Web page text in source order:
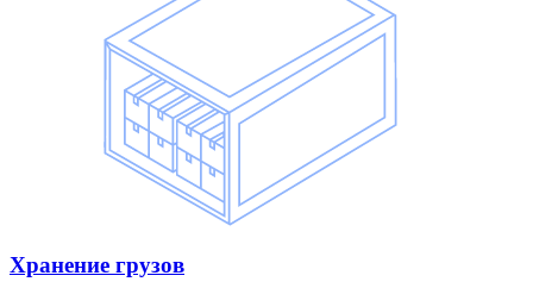
Хранение грузов